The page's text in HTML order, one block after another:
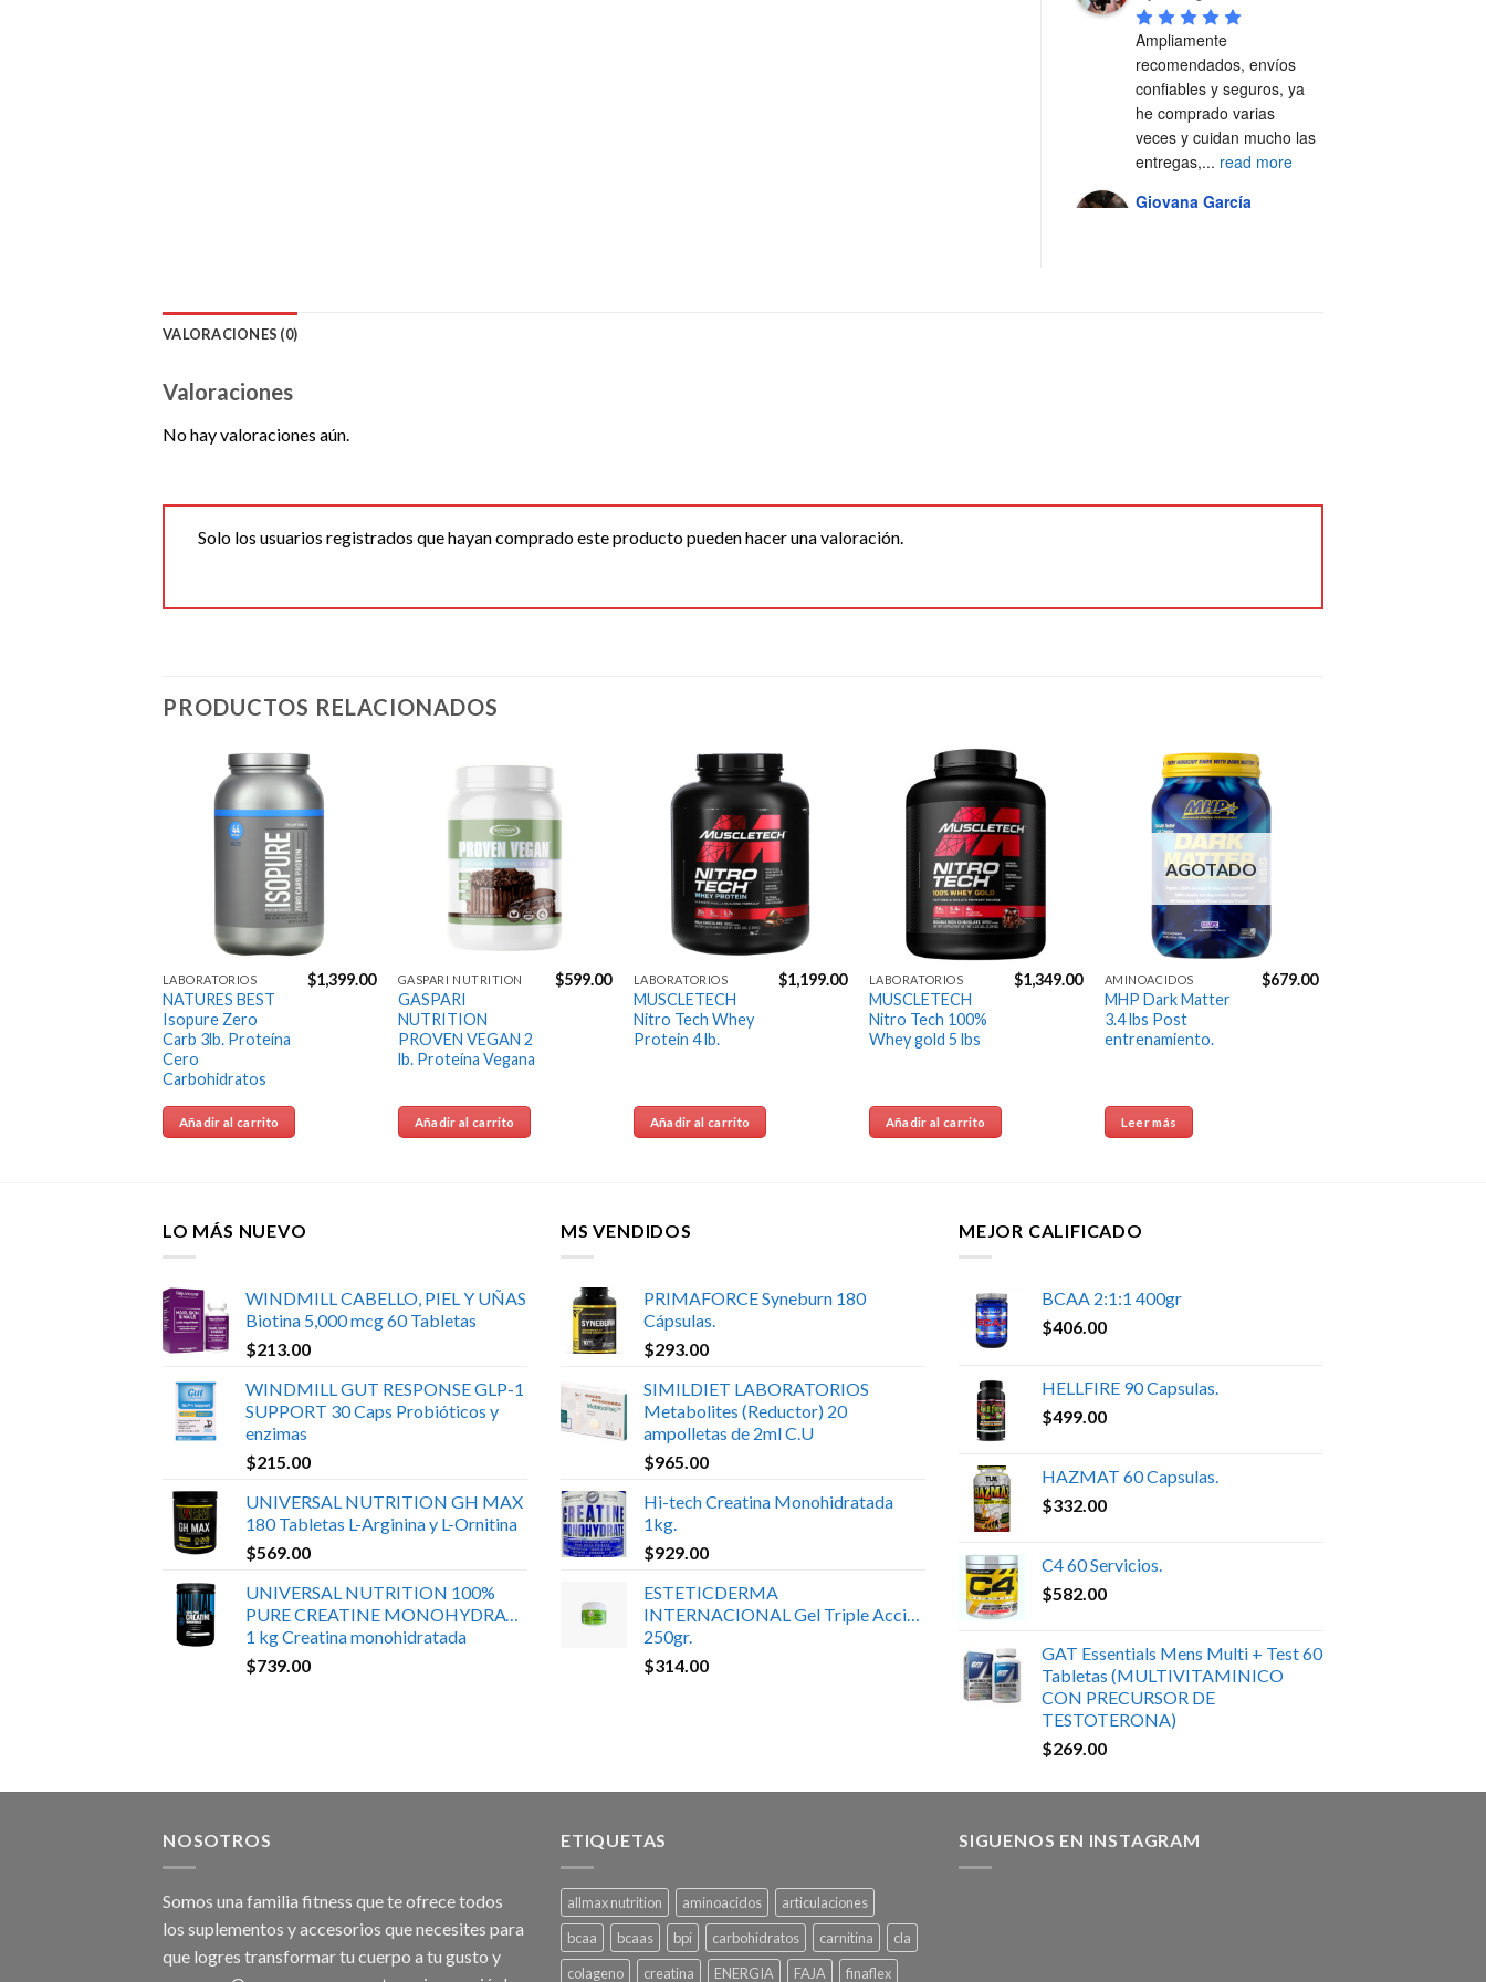
Ampliamente
recomendados, envíos
confiables y seguros, ya
he comprado varias
veces y cuidan mucho las
entregas,... read more
Giovana García
Los
en tiempo y forma.
confiable.
Excelente servicio!
Gustavo Manrique
6 years ago
Envíos
muy rápidos excelentes
precios y atencion
Next Reviews
VALORACIONES (0)
Valoraciones
No hay valoraciones aún.
Solo los usuarios registrados que hayan comprado este producto pueden hacer una valoración.
PRODUCTOS RELACIONADOS
Agregar
LABORATORIOS
NATURES BEST
Isopure Zero
Carb 3lb. Proteína
Cero
Carbohidratos
$1,399.00
Añadir al carrito
Agregar
Lista de
GASPARI NUTRITION
GASPARI
NUTRITION
PROVEN VEGAN 2
lb. Proteína Vegana
$599.00
Añadir al carrito
Agregar
Lista de
LABORATORIOS
MUSCLETECH
Nitro Tech Whey
Protein 4 lb.
$1,199.00
Añadir al carrito
Agregar
Lista de
deseos
LABORATORIOS
MUSCLETECH
Nitro Tech 100%
Whey gold 5 lbs
$1,349.00
Añadir al carrito
Agregar
AGOTADO
AMINOACIDOS
MHP Dark Matter
3.4 lbs Post
entrenamiento.
$679.00
Leer más
LO MÁS NUEVO
WINDMILL CABELLO, PIEL Y UÑAS
Biotina 5,000 mcg 60 Tabletas
$213.00
WINDMILL GUT RESPONSE GLP-1
SUPPORT 30 Caps Probióticos y
enzimas
$215.00
UNIVERSAL NUTRITION GH MAX
180 Tabletas L-Arginina y L-Ornitina
$569.00
UNIVERSAL NUTRITION 100%
PURE CREATINE MONOHYDRATE
1 kg Creatina monohidratada
$739.00
MS VENDIDOS
PRIMAFORCE Syneburn 180
Cápsulas.
$293.00
SIMILDIET LABORATORIOS
Metabolites (Reductor) 20
ampolletas de 2ml C.U
$965.00
Hi-tech Creatina Monohidratada
1kg.
$929.00
ESTETICDERMA
INTERNACIONAL Gel Triple Acción
250gr.
$314.00
MEJOR CALIFICADO
BCAA 2:1:1 400gr
$406.00
HELLFIRE 90 Capsulas.
$499.00
HAZMAT 60 Capsulas.
$332.00
C4 60 Servicios.
$582.00
GAT Essentials Mens Multi + Test 60
Tabletas (MULTIVITAMINICO
CON PRECURSOR DE
TESTOTERONA)
$269.00
NOSOTROS
Somos una familia fitness que te ofrece todos
los suplementos y accesorios que necesites para
que logres transformar tu cuerpo a tu gusto y
ETIQUETAS
allmax nutrition aminoacidos
articulaciones
bcaa
bcaas bpi carbohidratos carnitina
cla
colageno
creatina ENERGIA FAJA finaflex
SIGUENOS EN INSTAGRAM